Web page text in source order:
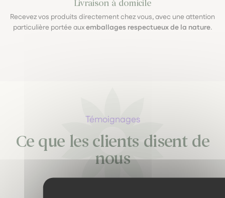
Livraison à domicile
Recevez vos produits directement chez vous, avec une attention
particulière portée auxemballages respectueux de la nature.
Témoignages
Ce que les clients disent de
nous